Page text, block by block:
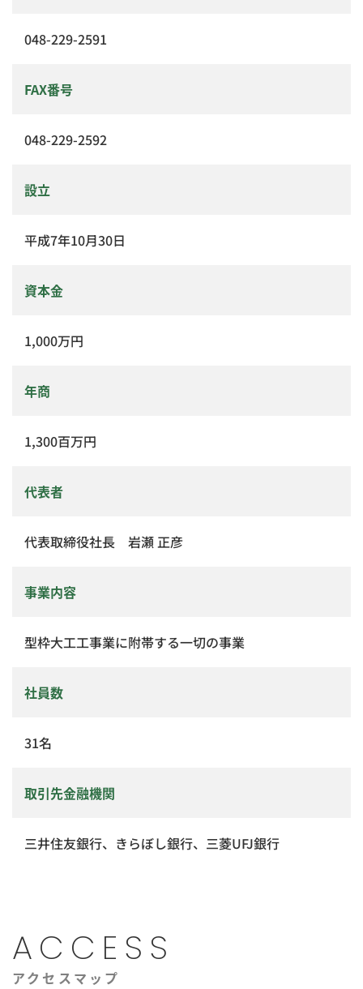
048-229-2591
FAX番号
048-229-2592
設立
平成7年10月30日
資本金
1,000万円
年商
1,300百万円
代表者
代表取締役社長 岩瀬 正彦
事業内容
型枠大工工事業に附帯する一切の事業
社員数
31名
取引先金融機関
三井住友銀行、きらぼし銀行、三菱UFJ銀行
ACCESS
アクセスマップ